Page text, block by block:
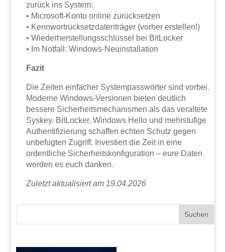
zurück ins System:
• Microsoft-Konto online zurücksetzen
• Kennwortrücksetzdatenträger (vorher erstellen!)
• Wiederherstellungsschlüssel bei BitLocker
• Im Notfall: Windows-Neuinstallation
Fazit
Die Zeiten einfacher Systempasswörter sind vorbei.
Moderne Windows-Versionen bieten deutlich
bessere Sicherheitsmechanismen als das veraltete
Syskey. BitLocker, Windows Hello und mehrstufige
Authentifizierung schaffen echten Schutz gegen
unbefugten Zugriff. Investiert die Zeit in eine
ordentliche Sicherheitskonfiguration – eure Daten
werden es euch danken.
Zuletzt aktualisiert am 19.04.2026